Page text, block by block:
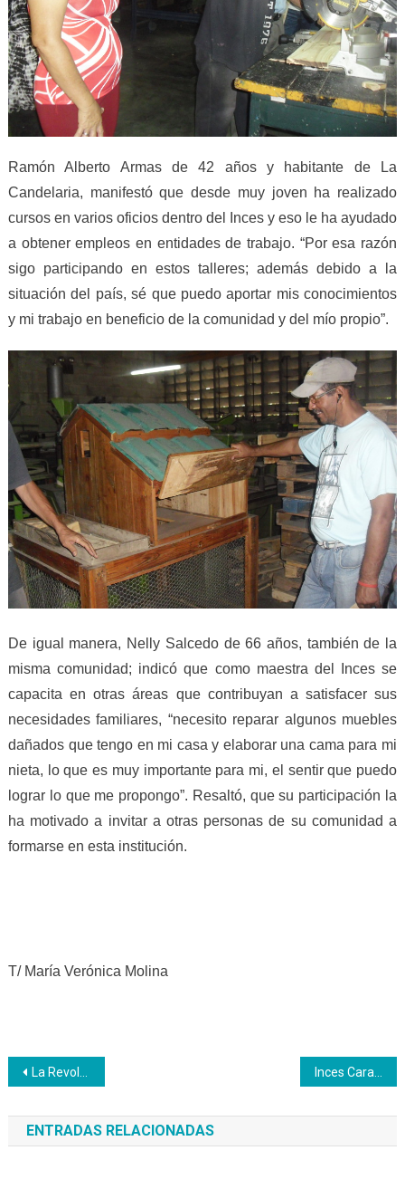
Ramón Alberto Armas de 42 años y habitante de La
Candelaria, manifestó que desde muy joven ha realizado
cursos en varios oficios dentro del Inces y eso le ha ayudado
a obtener empleos en entidades de trabajo. “Por esa razón
sigo participando en estos talleres; además debido a la
situación del país, sé que puedo aportar mis conocimientos
y mi trabajo en beneficio de la comunidad y del mío propio”.
De igual manera, Nelly Salcedo de 66 años, también de la
misma comunidad; indicó que como maestra del Inces se
capacita en otras áreas que contribuyan a satisfacer sus
necesidades familiares, “necesito reparar algunos muebles
dañados que tengo en mi casa y elaborar una cama para mi
nieta, lo que es muy importante para mi, el sentir que puedo
lograr lo que me propongo”. Resaltó, que su participación la
ha motivado a invitar a otras personas de su comunidad a
formarse en esta institución.
T/ María Verónica Molina
Navegación
de
entradas
La Revolución necesita a la clase obrera más que nunca para derrotar la Guerra Económica
ENTRADAS RELACIONADAS